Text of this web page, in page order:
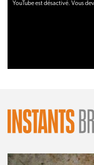
YouTube est désactivé. Vous